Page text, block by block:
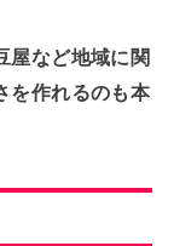
屋など地域に関
を作れるのも本